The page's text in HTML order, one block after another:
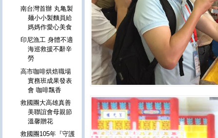
南台灣首辦 丸亀製
麺小小製麵員給
媽媽作愛心美食
印尼漁工 身體不適
海巡救援不辭辛
勞
高市咖啡烘焙職場
實務班成果發表
會 咖啡飄香
救國團大高雄真善
美聯誼會母親節
溫馨贈花
救國團105年『守護